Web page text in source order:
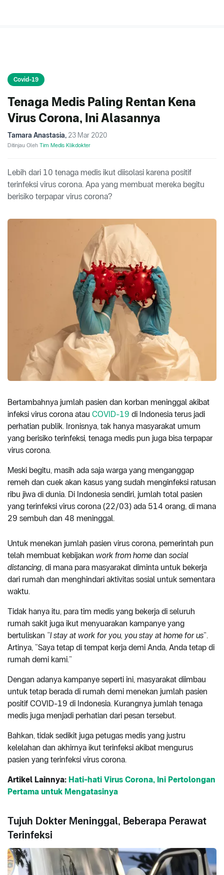
Covid-19
Tenaga Medis Paling Rentan Kena
Virus Corona, Ini Alasannya
Tamara Anastasia, 23 Mar 2020
Ditinjau Oleh Tim Medis Klikdokter
Lebih dari 10 tenaga medis ikut diisolasi karena positif
terinfeksi virus corona. Apa yang membuat mereka begitu
berisiko terpapar virus corona?
Bertambahnya jumlah pasien dan korban meninggal akibat
infeksi virus corona atau COVID-19 di Indonesia terus jadi
perhatian publik. Ironisnya, tak hanya masyarakat umum
yang berisiko terinfeksi, tenaga medis pun juga bisa terpapar
virus corona.
Meski begitu, masih ada saja warga yang menganggap
remeh dan cuek akan kasus yang sudah menginfeksi ratusan
ribu jiwa di dunia. Di Indonesia sendiri, jumlah total pasien
yang terinfeksi virus corona (22/03) ada 514 orang, di mana
29 sembuh dan 48 meninggal.
Untuk menekan jumlah pasien virus corona, pemerintah pun
telah membuat kebijakan work from home dan social
distancing, di mana para masyarakat diminta untuk bekerja
dari rumah dan menghindari aktivitas sosial untuk sementara
waktu.
Tidak hanya itu, para tim medis yang bekerja di seluruh
rumah sakit juga ikut menyuarakan kampanye yang
bertuliskan “I stay at work for you, you stay at home for us”.
Artinya, “Saya tetap di tempat kerja demi Anda, Anda tetap di
rumah demi kami.”
Dengan adanya kampanye seperti ini, masyarakat diimbau
untuk tetap berada di rumah demi menekan jumlah pasien
positif COVID-19 di Indonesia. Kurangnya jumlah tenaga
medis juga menjadi perhatian dari pesan tersebut.
Bahkan, tidak sedikit juga petugas medis yang justru
kelelahan dan akhirnya ikut terinfeksi akibat mengurus
pasien yang terinfeksi virus corona.
Artikel Lainnya: Hati-hati Virus Corona, Ini Pertolongan
Pertama untuk Mengatasinya
Tujuh Dokter Meninggal, Beberapa Perawat
Terinfeksi